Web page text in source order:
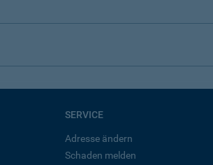
SERVICE
Adresse ändern
Schaden melden